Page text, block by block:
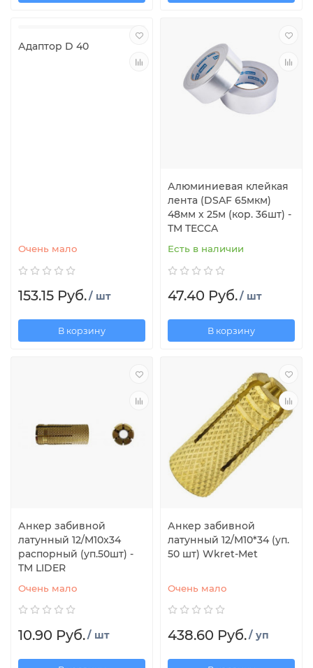
Адаптор D 40
Очень мало
153.15 Руб./ шт
В корзину
Алюминиевая клейкая
лента (DSAF 65мкм)
48мм х 25м (кор. 36шт) -
ТМ TECCA
Есть в наличии
47.40 Руб./ шт
В корзину
Анкер забивной
латунный 12/M10x34
распорный (уп.50шт) -
TM LIDER
Очень мало
10.90 Руб./ шт
Анкер забивной
латунный 12/М10*34 (уп.
50 шт) Wkret-Met
Очень мало
438.60 Руб./ уп